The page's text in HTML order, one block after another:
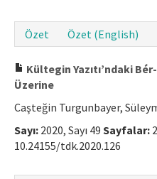
Özet
Özet (English)
Kültegin Yazıtı’ndaki
Üzerine
Caşteğin Turgunbayer,
Sayı: 2020, Sayı 49 Sayfalar:
10.24155/tdk.2020.126